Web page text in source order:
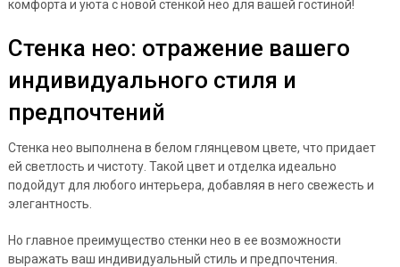
комфорта и уюта с новой стенкой нео для вашей гостиной!
Стенка нео: отражение вашего
индивидуального стиля и
предпочтений
Стенка нео выполнена в белом глянцевом цвете, что придает
ей светлость и чистоту. Такой цвет и отделка идеально
подойдут для любого интерьера, добавляя в него свежесть и
элегантность.
Но главное преимущество стенки нео в ее возможности
выражать ваш индивидуальный стиль и предпочтения.